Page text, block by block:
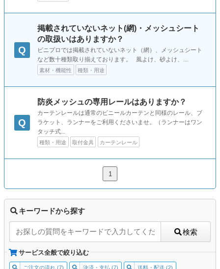
Q
掲載されていないネット(網)・メッシュシート
の取扱いはありますか？
ビニプロでは掲載されていないネット（網）、メッシュシート
など数十種類取り揃えております。 風よけ、砂よけ、...
素材・機能性 種類・用途
Q
防炎メッシュの専用レールはありますか？
カーテンレールは通常のビニールカーテンと同様のレール、ブ
ラケット、ランナーをご利用くださいませ。（ランナーはワン
タッチ式...
種類・用途 取付金具 カーテンレール
1
キーワードから探す
検索
サービス全般で絞り込む
ご注文の流れ (7) 決済・支払 (7) 送料・配送 (2)